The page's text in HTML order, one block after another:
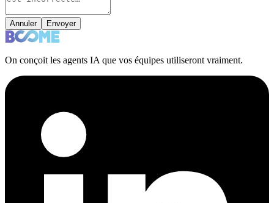
Annuler Envoyer
On conçoit les agents IA que vos équipes utiliseront vraiment.